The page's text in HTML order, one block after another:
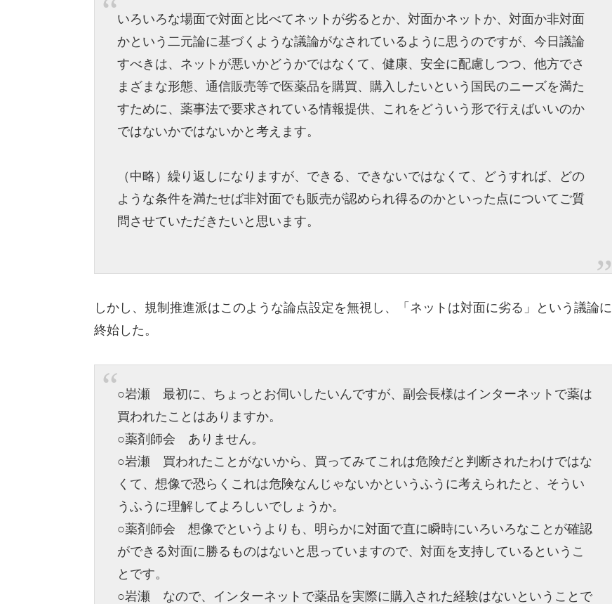
いろいろな場面で対面と比べてネットが劣るとか、対面かネットか、対面か非対面
かという二元論に基づくような議論がなされているように思うのですが、今日議論
すべきは、ネットが悪いかどうかではなくて、健康、安全に配慮しつつ、他方でさ
まざまな形態、通信販売等で医薬品を購買、購入したいという国民のニーズを満た
すために、薬事法で要求されている情報提供、これをどういう形で行えばいいのか
ではないかではないかと考えます。
（中略）繰り返しになりますが、できる、できないではなくて、どうすれば、どの
ような条件を満たせば非対面でも販売が認められ得るのかといった点についてご質
問させていただきたいと思います。
しかし、規制推進派はこのような論点設定を無視し、「ネットは対面に劣る」という議論に
終始した。
○岩瀬 最初に、ちょっとお伺いしたいんですが、副会長様はインターネットで薬は
買われたことはありますか。
○薬剤師会 ありません。
○岩瀬 買われたことがないから、買ってみてこれは危険だと判断されたわけではな
くて、想像で恐らくこれは危険なんじゃないかというふうに考えられたと、そうい
うふうに理解してよろしいでしょうか。
○薬剤師会 想像でというよりも、明らかに対面で直に瞬時にいろいろなことが確認
ができる対面に勝るものはないと思っていますので、対面を支持しているというこ
とです。
○岩瀬 なので、インターネットで薬品を実際に購入された経験はないということで